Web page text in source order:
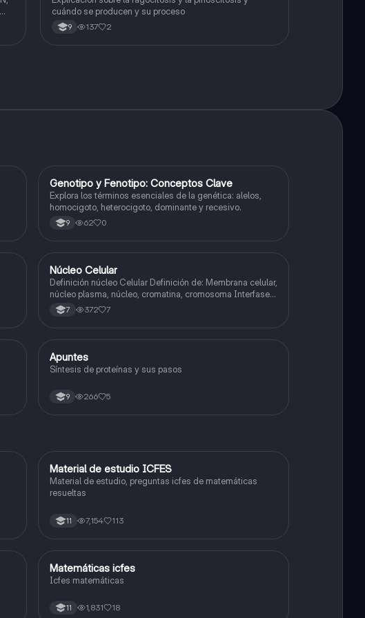
cuándo se producen y su proceso
9 137 2
GBiologia
Genotipo y Fenotipo: Conceptos Clave
Explora los términos esenciales de la genética: alelos,
homocigoto, heterocigoto, dominante y recesivo.
9 62 0
Biologia
Núcleo Celular
Definición núcleo Celular Definición de: Membrana celular,
núcleo plasma, núcleo, cromatina, cromosoma Interfase
Fases de la interfase
7 372 7
Biologia
Apuntes
Síntesis de proteínas y sus pasos
9 266 5
ICFES: Matemáticas
Material de estudio ICFES
Material de estudio, preguntas icfes de matemáticas
resueltas
11 7,154 113
ICFES: Matemáticas
Matemáticas icfes
Icfes matemáticas
11 1,831 18